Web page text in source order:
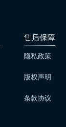
售后保障
隐私政策
版权声明
条款协议